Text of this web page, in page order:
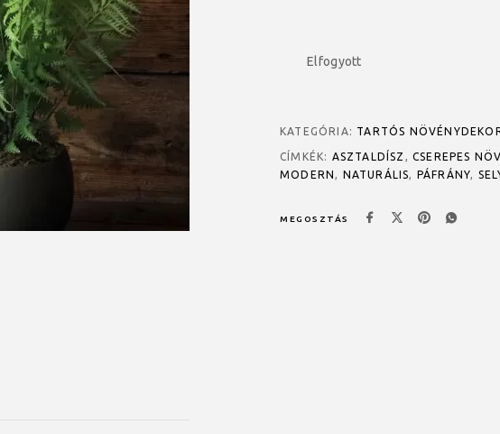
Elfogyott
KATEGÓRIA: TARTÓS
CÍMKÉK: ASZTALDÍSZ ,CSEREPES
MODERN, NATURÁLIS, PÁFRÁNY,
MEGOSZTÁS